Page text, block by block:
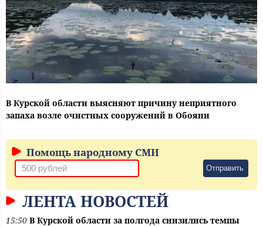
В Курской области выясняют причину неприятного
запаха возле очистных сооружений в Обояни
Помощь народному СМИ
Отправить
ЛЕНТА НОВОСТЕЙ
15:50 В Курской области за полгода снизились темпы